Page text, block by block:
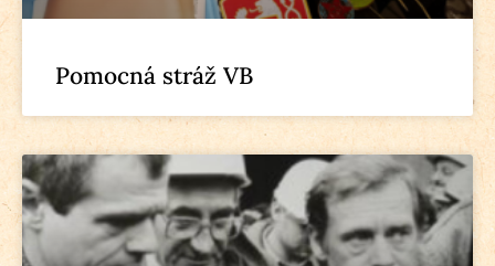
Pomocná stráž VB